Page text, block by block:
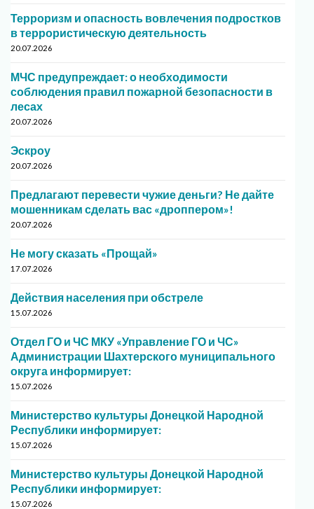
Терроризм и опасность вовлечения подростков
в террористическую деятельность
20.07.2026
МЧС предупреждает: о необходимости
соблюдения правил пожарной безопасности в
лесах
20.07.2026
Эскроу
20.07.2026
Предлагают перевести чужие деньги? Не дайте
мошенникам сделать вас «дроппером»!
20.07.2026
Не могу сказать «Прощай»
17.07.2026
Действия населения при обстреле
15.07.2026
Отдел ГО и ЧС МКУ «Управление ГО и ЧС»
Администрации Шахтерского муниципального
округа информирует:
15.07.2026
Министерство культуры Донецкой Народной
Республики информирует:
15.07.2026
Министерство культуры Донецкой Народной
Республики информирует:
15.07.2026